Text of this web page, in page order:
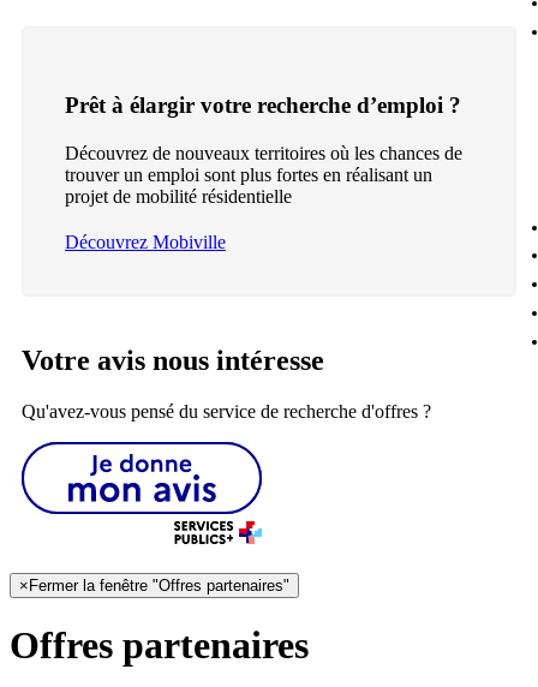
Prêt à élargir votre recherche d’emploi ?
Découvrez de nouveaux territoires où les chances de
trouver un emploi sont plus fortes en réalisant un
projet de mobilité résidentielle
Découvrez Mobiville
Votre avis nous intéresse
Qu'avez-vous pensé du service de recherche d'offres ?
× Fermer la fenêtre "Offres partenaires"
Offres partenaires